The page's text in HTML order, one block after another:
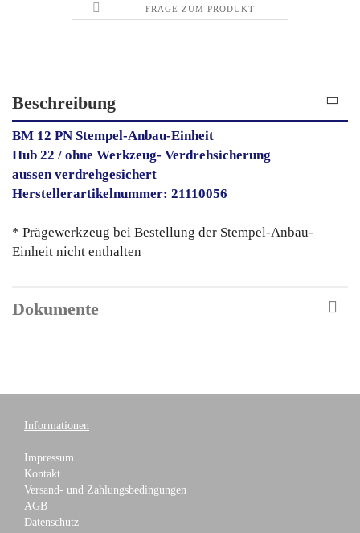
FRAGE ZUM PRODUKT
Beschreibung
BM 12 PN Stempel-Anbau-Einheit
Hub 22 / ohne Werkzeug- Verdrehsicherung
aussen verdrehgesichert
Herstellerartikelnummer: 21110056
* Prägewerkzeug bei Bestellung der Stempel-Anbau-
Einheit nicht enthalten
Dokumente
Informationen
Impressum
Kontakt
Versand- und Zahlungsbedingungen
AGB
Datenschutz